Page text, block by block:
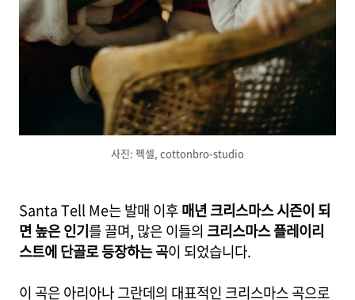
사진: 펙셀, cottonbro-studio
Santa Tell Me는 발매 이후매년 크리스마스 시즌이 되
면 높은 인기를 끌며, 많은 이들의 크리스마스 플레이리
스트에 단골로 등장하는 곡이 되었습니다.
이 곡은 아리아나 그란데의 대표적인 크리스마스 곡으로